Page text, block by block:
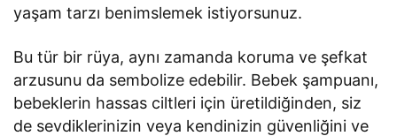
yaşam tarzı benimslemek istiyorsunuz.
Bu tür bir rüya, aynı zamanda koruma ve şefkat
arzusunu da sembolize edebilir. Bebek şampuanı,
bebeklerin hassas ciltleri için üretildiğinden, siz
de sevdiklerinizin veya kendinizin güvenliğini ve